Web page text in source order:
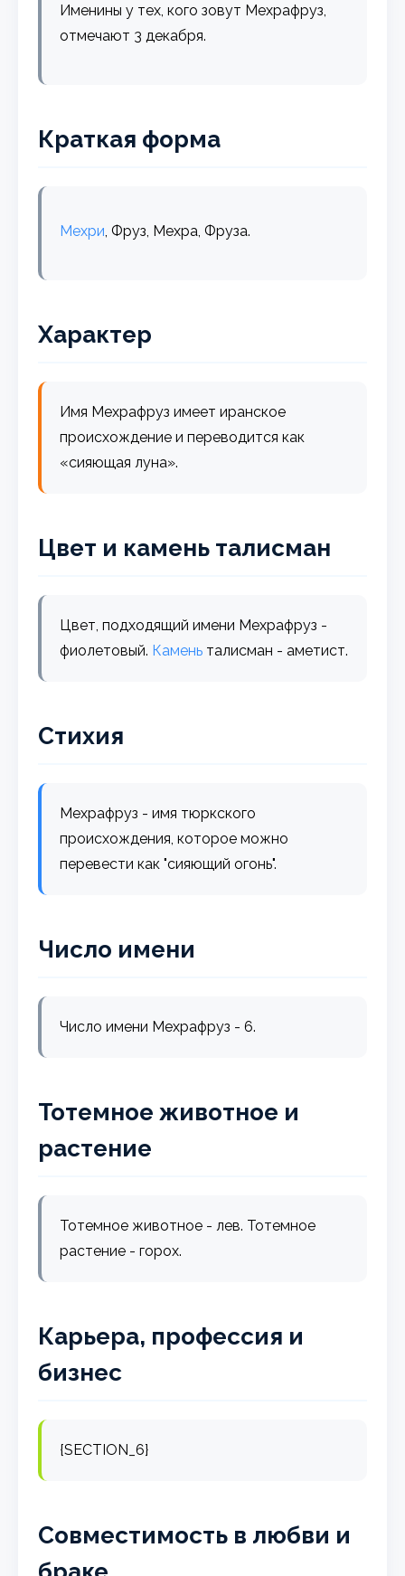
Именины у тех, кого зовут Мехрафруз,
отмечают 3 декабря.
Краткая форма
Мехри, Фруз, Мехра, Фруза.
Характер
Имя Мехрафруз имеет иранское
происхождение и переводится как
«сияющая луна».
Цвет и камень талисман
Цвет, подходящий имени Мехрафруз -
фиолетовый. Камень талисман - аметист.
Стихия
Мехрафруз - имя тюркского
происхождения, которое можно
перевести как "сияющий огонь".
Число имени
Число имени Мехрафруз - 6.
Тотемное животное и
растение
Тотемное животное - лев. Тотемное
растение - горох.
Карьера, профессия и
бизнес
{SECTION_6}
Совместимость в любви и